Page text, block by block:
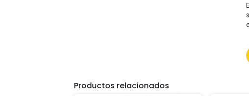
Productos relacionados